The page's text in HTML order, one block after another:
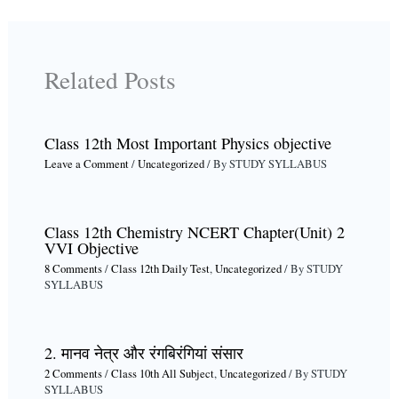
Related Posts
Class 12th Most Important Physics objective
Leave a Comment/Uncategorized/ BySTUDY SYLLABUS
Class 12th Chemistry NCERT Chapter(Unit) 2
VVI Objective
8 Comments/Class 12th Daily Test,Uncategorized/ BySTUDY
SYLLABUS
2. मानव नेत्र और रंगबिरंगियां संसार
2 Comments/Class 10th All Subject,Uncategorized/ BySTUDY
SYLLABUS